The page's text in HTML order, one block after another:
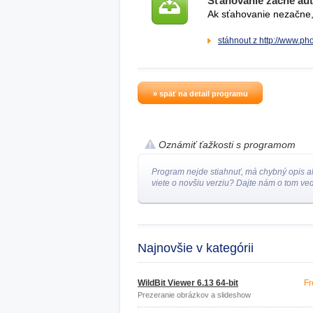
Ak sťahovanie
stáhnout z http://
» späť na detail programu
Oznámiť ťažkosti s programom
Program nejde stiahnuť, má chybný opis
viete o novšiu verziu? Dajte nám o tom
Najnovšie v kategórii
WildBit Viewer 6.13 64-bit
Prezeranie obrázkov a slideshow